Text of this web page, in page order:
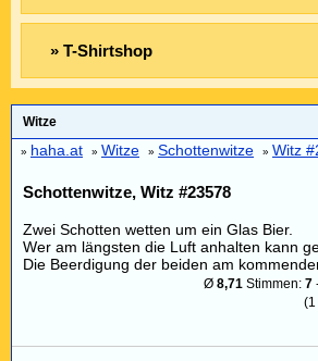
» T-Shirtshop
Witze
» haha.at » Witze » Schottenwitze » Witz
Schottenwitze, Witz #23578
Zwei Schotten wetten um ein Glas Bier.
Wer am längsten die Luft anhalten kann
Die Beerdigung der beiden am
Ø 8,71 Stimmen: 7
(1